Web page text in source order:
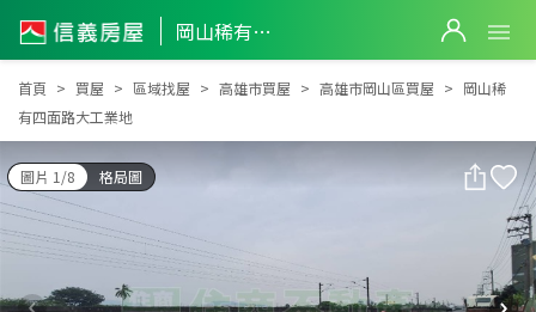
岡山稀有四面路大工業地
岡山稀有四面路大工業地
首頁 買屋 區域找屋 高雄市買屋 高雄市岡山區買屋
岡山稀
有四面路大工業地
圖片 1/8 格局圖